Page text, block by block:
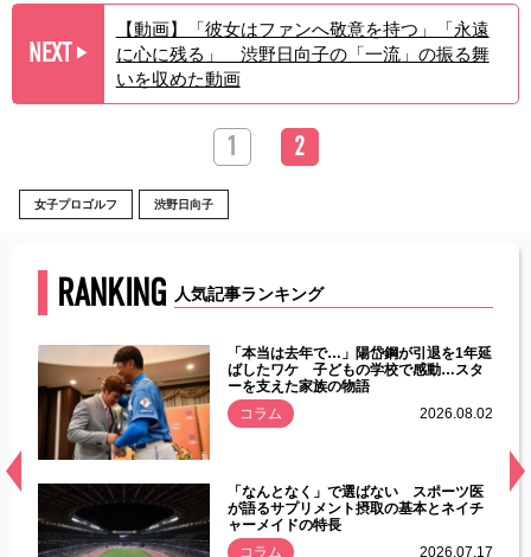
NEXT ▶︎
【動画】「彼女はファンへ敬意を持つ」「永遠
に心に残る」 渋野日向子の「一流」の振る舞
いを収めた動画
1 2
女子プロゴルフ 渋野日向子
RANKING 人気記事ランキング
常
「本当は去年で…」陽岱鋼が引退を1年延
ばしたワケ 子どもの学校で感動…スタ
ーを支えた家族の物語
コラム
2026.08.02
「なんとなく」で選ばない スポーツ医
が語るサプリメント摂取の基本とネイチ
ャーメイドの特長
コラム
2026.07.17